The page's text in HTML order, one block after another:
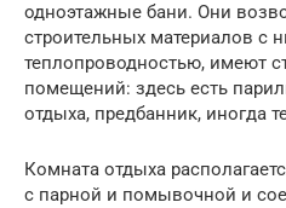
одноэтажные бани. Они
строительных материалов с
теплопроводностью, имеют
помещений: здесь есть
отдыха, предбанник, иногда
Комната отдыха
с парной и помывочной и